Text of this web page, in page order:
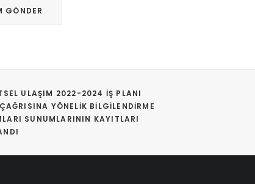
ULAŞIM 2022-2024 İŞ PLANI
YÖNELIK BILGILENDIRME
SUNUMLARININ KAYITLARI